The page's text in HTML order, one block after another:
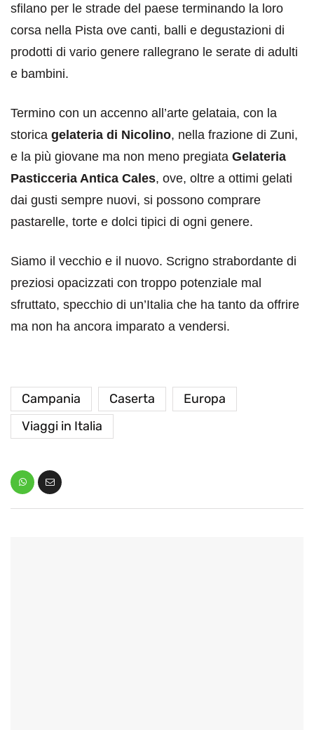
sfilano per le strade del paese terminando la loro
corsa nella Pista ove canti, balli e degustazioni di
prodotti di vario genere rallegrano le serate di adulti
e bambini.
Termino con un accenno all’arte gelataia, con la
storica gelateria di Nicolino, nella frazione di Zuni,
e la più giovane ma non meno pregiata Gelateria
Pasticceria Antica Cales, ove, oltre a ottimi gelati
dai gusti sempre nuovi, si possono comprare
pastarelle, torte e dolci tipici di ogni genere.
Siamo il vecchio e il nuovo. Scrigno strabordante di
preziosi opacizzati con troppo potenziale mal
sfruttato, specchio di un’Italia che ha tanto da offrire
ma non ha ancora imparato a vendersi.
Campania Caserta
Europa
Viaggi in Italia